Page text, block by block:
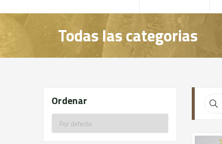
Agua, Refrescos y Zumos
Directo a la mesa
Todas las categorias
Ordenar